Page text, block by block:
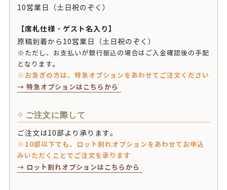
10営業日（土日祝のぞく）
【席札仕様・ゲスト名入り】
原稿到着から10営業日（土日祝のぞく）
※ただし、お支払いが銀行振込の場合はご入金確認後の手配
となります。
※お急ぎの方は、特急オプションをあわせてご注文ください
→ 特急オプションはこちらから
ご注文に際して
ご注文は10部より承ります。
※10部以下でも、ロット割れオプションをあわせてお申込
みいただくことでご注文を承ります
→ ロット割れオプションはこちらから